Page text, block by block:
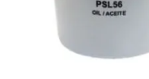
DEL REY L
ESCORT